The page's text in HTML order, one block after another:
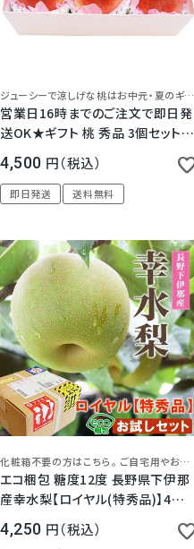
ジューシーで涼しげな桃はお中元・夏のギフトにぴったり！
営業日16時までのご注文で即日発
送OK★ギフト 桃 秀品 3個セット リ
ボン ラッピング 贈答用化粧箱入
4,500 税込
即日発送 送料無料
化粧箱不要の方はこちら。 ご自宅用やお気軽なギフトに、ごみの少ないエコ梱包でお届けします。夏にゴクゴク食べたい幸水梨！
エコ梱包 糖度12度 長野県下伊那
産幸水梨【ロイヤル(特秀品)】4個
合計約1.3キロ前後
4,250 税込